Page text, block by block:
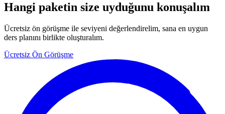
Hangi paketin size uyduğunu konuşalım
Ücretsiz ön görüşme ile seviyeni değerlendirelim, sana en uygun
ders planını birlikte oluşturalım.
Ücretsiz Ön Görüşme